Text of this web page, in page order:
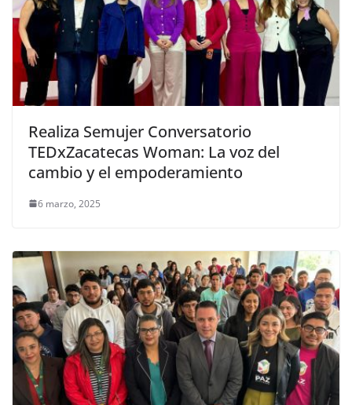
Realiza Semujer Conversatorio
TEDxZacatecas Woman: La voz del
cambio y el empoderamiento
6 marzo, 2025